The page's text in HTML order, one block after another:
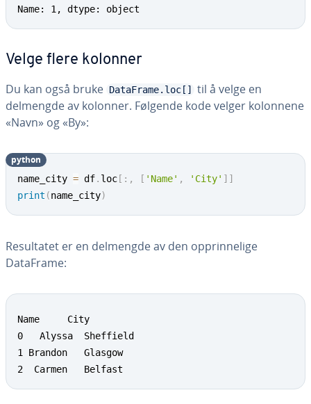
Name: 1, dtype: object
Velge flere kolonner
Du kan også bruke DataFrame.loc[]
til å velge en
delmengde av kolonner. Følgende kode velger kolonnene
«Navn» og «By»:
name_city = df. loc [ : , [ 'Name' , 'City' ] ]
print (name_city)
python
Resultatet er en delmengde av den opprinnelige
DataFrame:
Name     City
0   Alyssa  Sheffield
1 Brandon   Glasgow
2  Carmen   Belfast